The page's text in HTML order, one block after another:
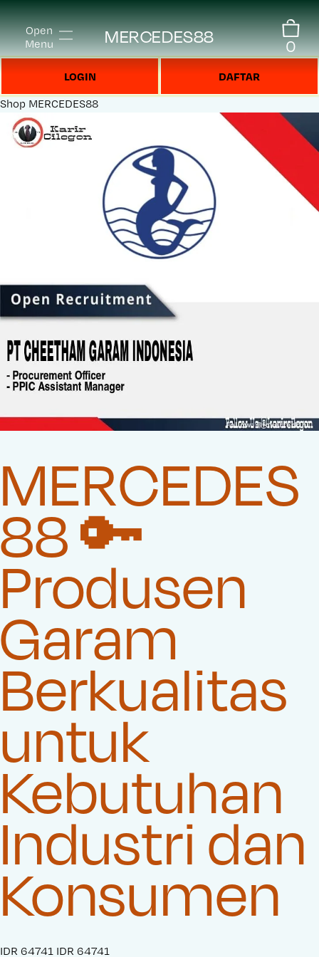
Open
Menu
MERCEDES88 0
LOGIN DAFTAR
Shop MERCEDES88
MERCEDES
88 🔑
Produsen
Garam
Berkualitas
untuk
Kebutuhan
Industri dan
Konsumen
S
IDR 64741 O
IDR 64741